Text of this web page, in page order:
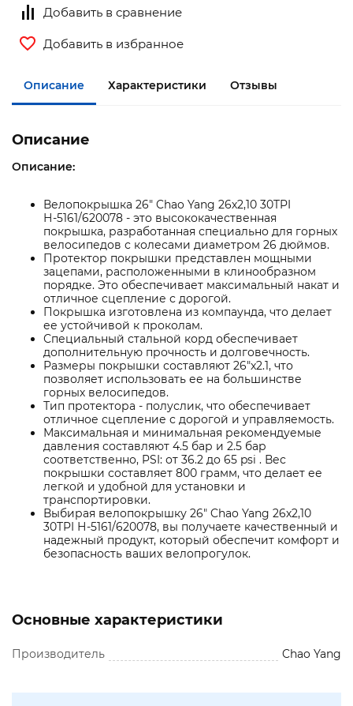
Добавить в сравнение
Добавить в избранное
Описание Характеристики Отзывы
Описание
Описание:
Велопокрышка 26" Chao Yang 26х2,10 30TPI
Н-5161/620078 - это высококачественная
покрышка, разработанная специально для горных
велосипедов с колесами диаметром 26 дюймов.
Протектор покрышки представлен мощными
зацепами, расположенными в клинообразном
порядке. Это обеспечивает максимальный накат и
отличное сцепление с дорогой.
Покрышка изготовлена из компаунда, что делает
ее устойчивой к проколам.
Специальный стальной корд обеспечивает
дополнительную прочность и долговечность.
Размеры покрышки составляют 26"x2.1, что
позволяет использовать ее на большинстве
горных велосипедов.
Тип протектора - полуслик, что обеспечивает
отличное сцепление с дорогой и управляемость.
Максимальная и минимальная рекомендуемые
давления составляют 4.5 бар и 2.5 бар
соответственно, PSI: от 36.2 до 65 psi . Вес
покрышки составляет 800 грамм, что делает ее
легкой и удобной для установки и
транспортировки.
Выбирая велопокрышку 26" Chao Yang 26х2,10
30TPI Н-5161/620078, вы получаете качественный и
надежный продукт, который обеспечит комфорт и
безопасность ваших велопрогулок.
Основные характеристики
Производитель Chao Yang